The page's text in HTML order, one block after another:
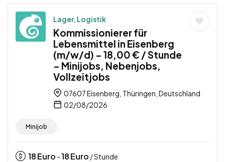
Lager, Logistik
Kommissionierer für
Lebensmittel in Eisenberg
(m/w/d) – 18,00 € / Stunde
– Minijobs, Nebenjobs,
Vollzeitjobs
07607 Eisenberg, Thüringen, Deutschland
02/08/2026
Minijob
18Euro -18Euro / Stunde